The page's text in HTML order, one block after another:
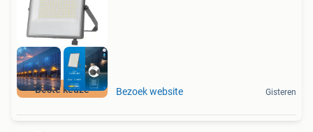
Beste keuze Bezoek website Gisteren